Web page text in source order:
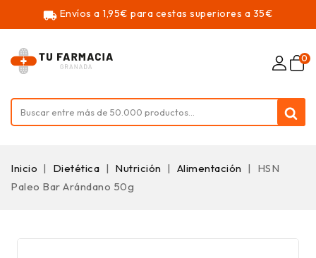
local_shipping Envíos a 1,95€ para cestas superiores a 35€
0
Inicio Dietética Nutrición Alimentación
HSN
Paleo Bar Arándano 50g